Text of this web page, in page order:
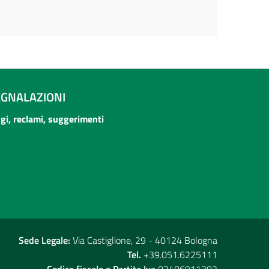
reclami, suggerimenti
Sede Legale: Via Castiglione, 29 - 40124 Bologna
Tel. +39.051.6225111